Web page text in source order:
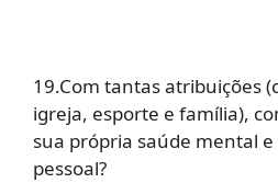
19.Com tantas atribuições
igreja, esporte e família),
sua própria saúde mental
pessoal?